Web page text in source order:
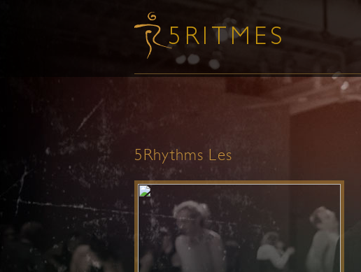
5Rhythms Les